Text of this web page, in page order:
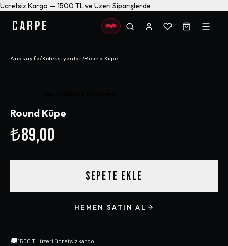
Ücretsiz Kargo — 1500 TL ve Üzeri Siparişlerde
CARPE
Anasayfa/Koleksiyonlar/Round Küpe
Round Küpe
₺89,00
SEPETE EKLE
HEMEN SATIN AL
🚚1500 TL üzeri ücretsiz kargo